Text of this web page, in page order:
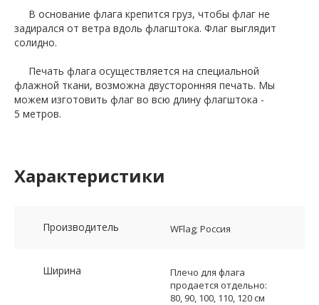
В основание флага крепится груз, чтобы флаг не
задирался от ветра вдоль флагштока. Флаг выглядит
солидно.
Печать флага осуществляется на специальной
флажной ткани, возможна двусторонняя печать. Мы
можем изготовить флаг во всю длину флагштока -
5 метров.
Характеристики
Производитель WFlag; Россия
Ширина
Плечо для флага
продается отдельно:
80, 90, 100, 110, 120 см